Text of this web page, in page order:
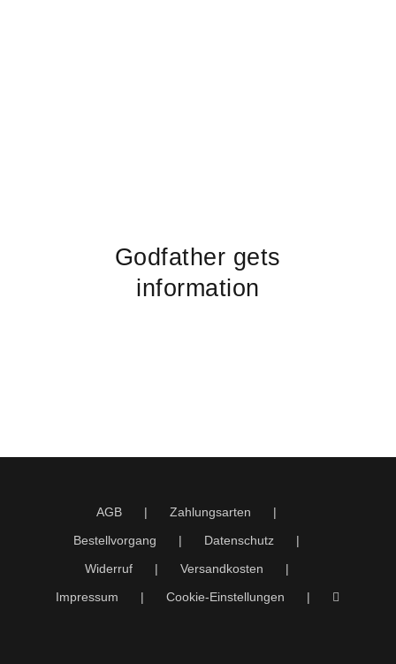
Godfather gets
information
AGB
Zahlungsarten
Bestellvorgang
Datenschutz
Widerruf
Versandkosten
Impressum
Cookie-Einstellungen